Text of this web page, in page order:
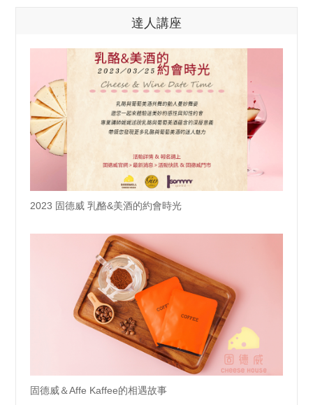
達人講座
2023 固德威 乳酪&美酒的約會時光
固德威＆Affe Kaffee的相遇故事